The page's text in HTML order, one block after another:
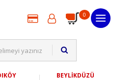
0
BEYLİKDÜZÜ